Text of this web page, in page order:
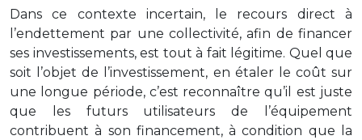
Dans ce contexte incertain, le recours direct à
l’endettement par une collectivité, afin de financer
ses investissements, est tout à fait légitime. Quel que
soit l’objet de l’investissement, en étaler le coût sur
une longue période, c’est reconnaître qu’il est juste
que les futurs utilisateurs de l’équipement
contribuent à son financement, à condition que la